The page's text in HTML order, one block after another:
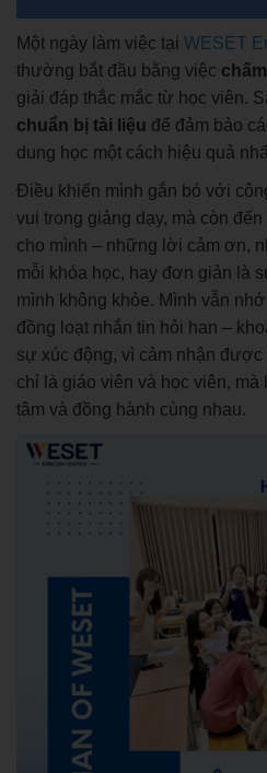
Một ngày làm việc tại WESET
thường bắt đầu bằng việc
giải đáp thắc mắc từ học viên.
chuẩn bị tài liệu để đảm bảo
dung học một cách hiệu quả
Điều khiến mình gắn bó với
vui trong giảng dạy, mà còn đến
cho mình – những lời cảm ơn,
mỗi khóa học, hay đơn giản là
mình không khỏe. Mình vẫn
đồng loạt nhắn tin hỏi han –
sự xúc động, vì cảm nhận
chỉ là giáo viên và học viên,
tâm và đồng hành cùng nhau.